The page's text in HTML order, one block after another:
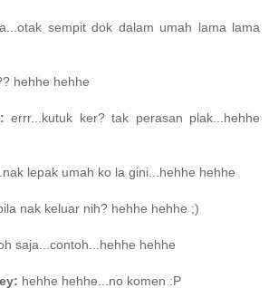
sempit dok dalam umah lama lama
hehhe hehhe
errr...kutuk ker? tak perasan plak...hehhe
lepak umah ko la gini...hehhe hehhe
nak keluar nih? hehhe hehhe ;)
saja...contoh...hehhe hehhe
hehhe hehhe...no komen :P